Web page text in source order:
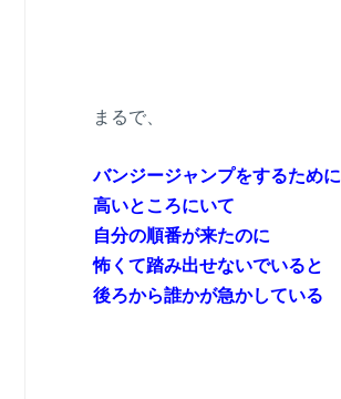
まるで、
バンジージャンプをするために
高いところにいて
自分の順番が来たのに
怖くて踏み出せないでいると
後ろから誰かが急かしている